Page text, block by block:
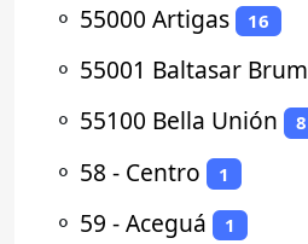
⚬ 55000 Artigas 16
⚬ 55001 Baltasar Brum
⚬ 55100 Bella Unión 8
⚬ 58 - Centro 1
⚬ 59 - Aceguá 1